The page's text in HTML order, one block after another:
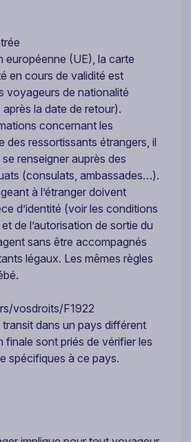
européenne (UE), la carte
en cours de validité est
voyageurs de nationalité
la date de retour).
concernant les
des ressortissants étrangers, il
renseigner auprès des
(consulats, ambassades…).
à l’étranger doivent
d’identité (voir les conditions
de l’autorisation de sortie du
sans être accompagnés
légaux. Les mêmes règles
vosdroits/F1922
dans un pays différent
finale sont priés de vérifier les
spécifiques à ce pays.